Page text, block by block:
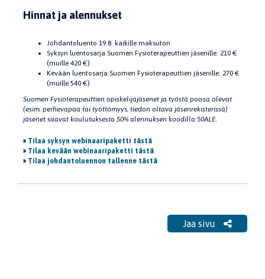
Hinnat ja alennukset
Johdantoluento 19.8. kaikille maksuton
Syksyn luentosarja Suomen Fysioterapeuttien jäsenille: 210 €
(muille 420 €)
Kevään luentosarja Suomen Fysioterapeuttien jäsenille: 270 €
(muille 540 €)
Suomen Fysioterapeuttien opiskelijajäsenet ja työstä poissa olevat
(esim. perhevapaa tai työttömyys, tiedon oltava jäsenrekisterissä)
jäsenet saavat koulutuksesta 50% alennuksen koodilla 50ALE.
» Tilaa syksyn webinaaripaketti tästä
» Tilaa kevään webinaaripaketti tästä
» Tilaa johdantoluennon tallenne tästä
Jaa sivu